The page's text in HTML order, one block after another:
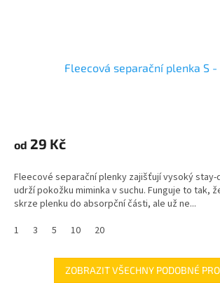
Fleecová separační plenka S -
od 29 Kč
Fleecové separační plenky zajišťují vysoký
udrží pokožku miminka v suchu. Funguje to tak,
skrze plenku do absorpční části, ale už ne...
1
3 5 10 20
ZOBRAZIT VŠECHNY PODOBNÉ